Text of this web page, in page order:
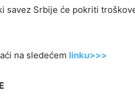
savez Srbije će pokriti
na sledećem linku>>>